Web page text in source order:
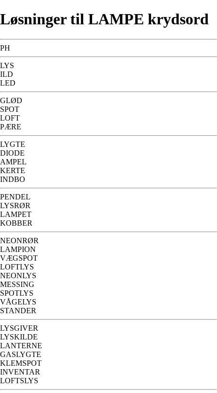
Løsninger til LAMPE krydsord
PH
LYS
ILD
LED
GLØD
SPOT
LOFT
PÆRE
LYGTE
DIODE
AMPEL
KERTE
INDBO
PENDEL
LYSRØR
LAMPET
KOBBER
NEONRØR
LAMPION
VÆGSPOT
LOFTLYS
NEONLYS
MESSING
SPOTLYS
VÅGELYS
STANDER
LYSGIVER
LYSKILDE
LANTERNE
GASLYGTE
KLEMSPOT
INVENTAR
LOFTSLYS